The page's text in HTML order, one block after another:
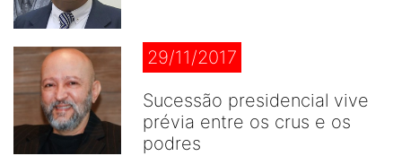
29/11/2017
Sucessão presidencial vive
prévia entre os crus e os
podres